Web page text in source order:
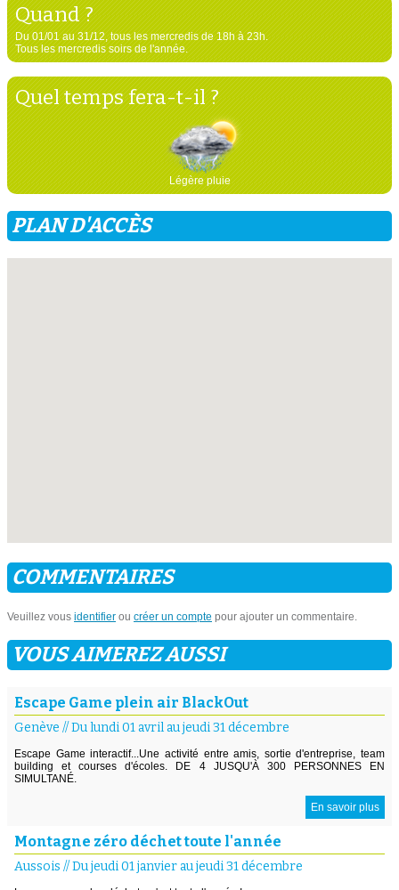
Quand ?
Du 01/01 au 31/12, tous les mercredis de 18h à 23h.
Tous les mercredis soirs de l'année.
Quel temps fera-t-il ?
Légère pluie
PLAN D'ACCÈS
COMMENTAIRES
Veuillez vous identifier ou créer un compte pour ajouter un commentaire.
VOUS AIMEREZ AUSSI
Escape Game plein air BlackOut
Genève //Du lundi 01 avril au jeudi 31 décembre
Escape Game interactif...Une activité entre amis, sortie d'entreprise, team
building et courses d'écoles. DE 4 JUSQU'À 300 PERSONNES EN
SIMULTANÉ.
En savoir plus
Montagne zéro déchet toute l'année
Aussois //Du jeudi 01 janvier au jeudi 31 décembre